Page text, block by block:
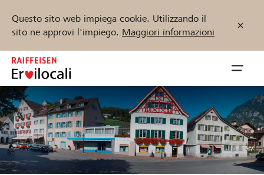
Questo sito web impiega cookie. Utilizzando il
sito ne approvi l'impiego. Maggiori informazioni
Zum
Inhalt
springen
öffnen
Inizia ora